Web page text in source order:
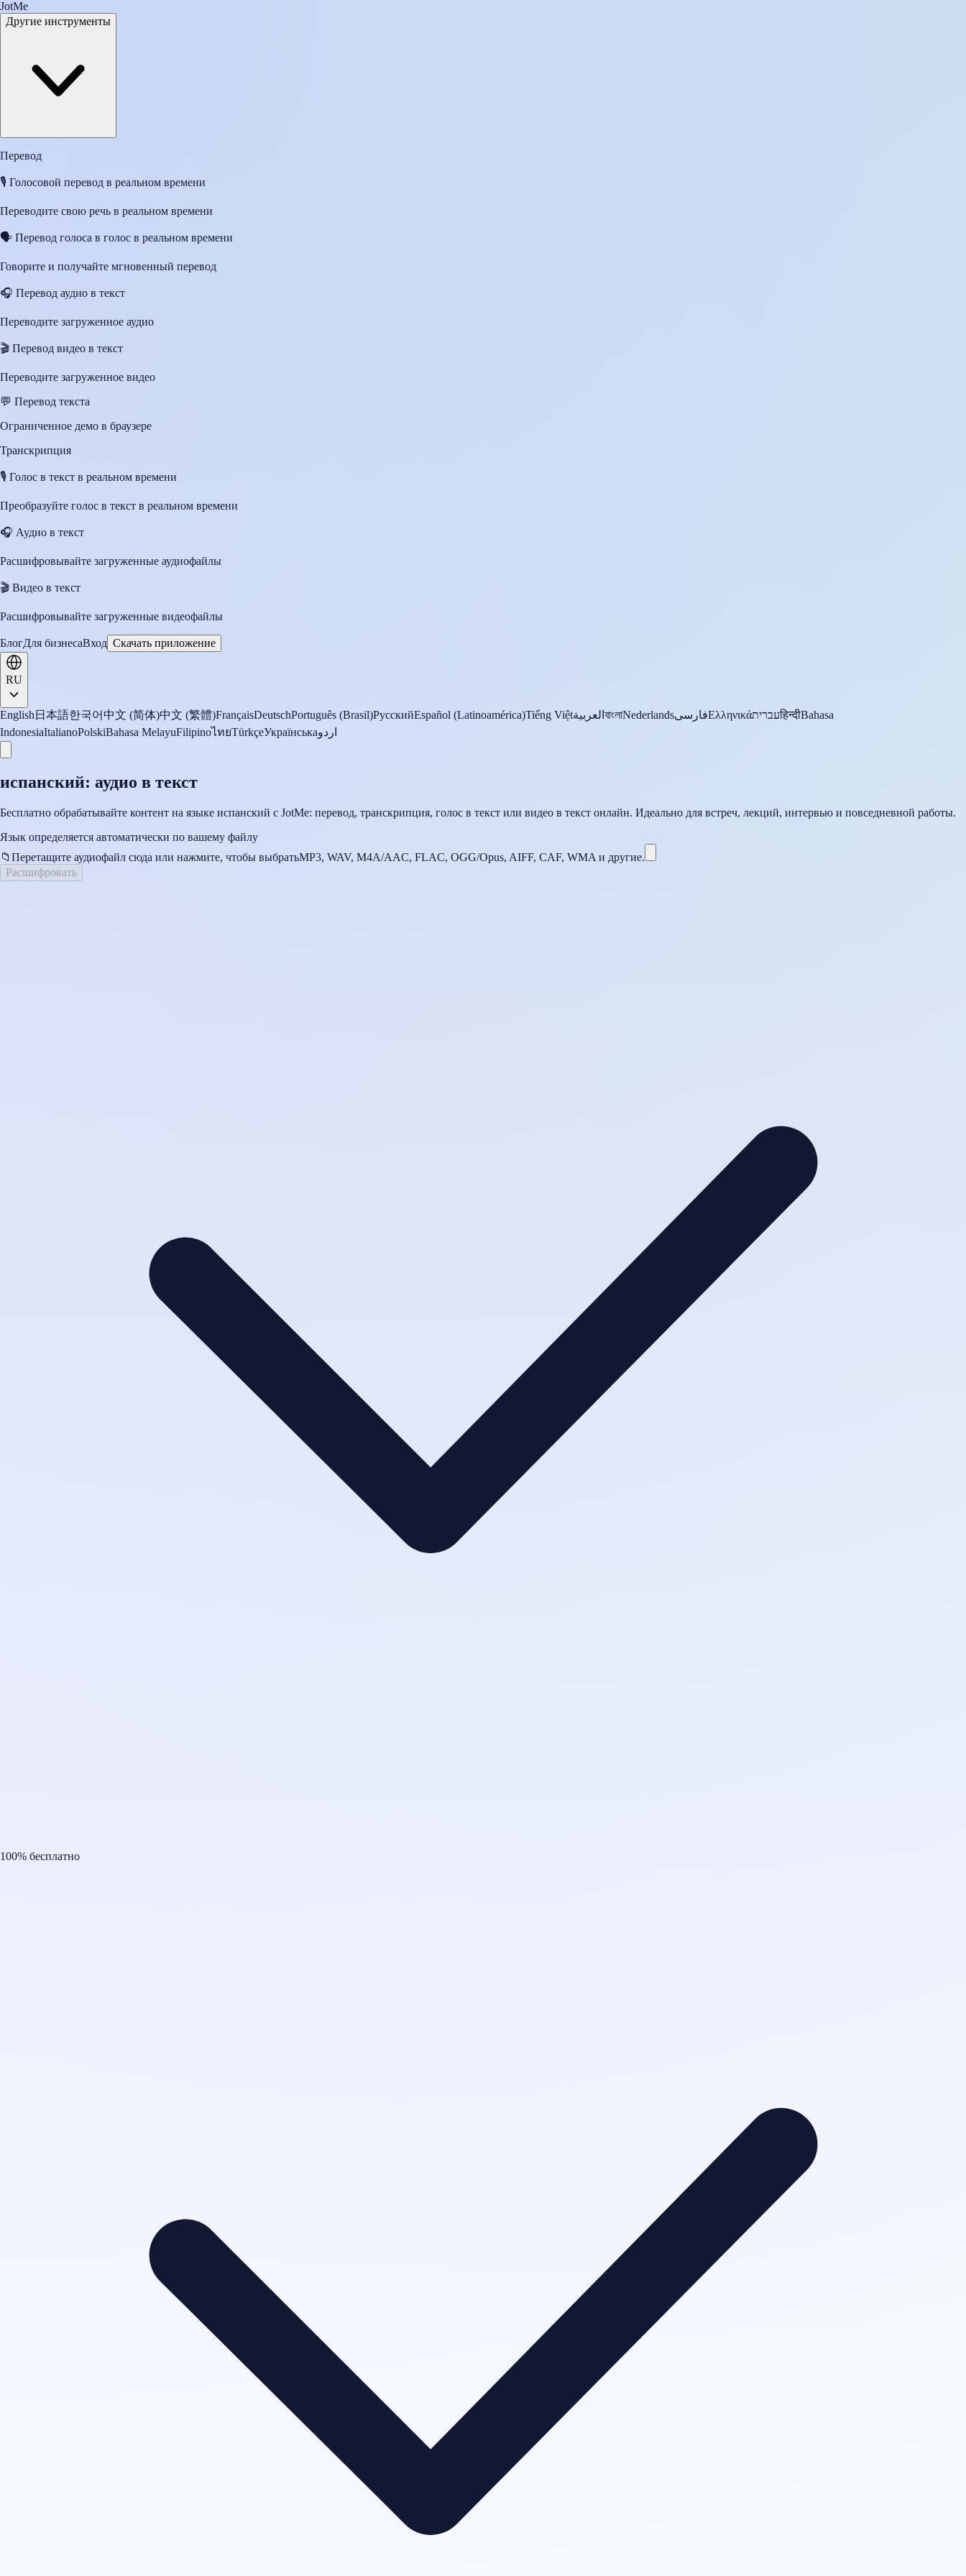
JotMe
Другие инструменты
Перевод
🎙️ Голосовой перевод в реальном времени
Переводите свою речь в реальном времени
🗣️ Перевод голоса в голос в реальном времени
Говорите и получайте мгновенный перевод
🎧 Перевод аудио в текст
Переводите загруженное аудио
🎬 Перевод видео в текст
Переводите загруженное видео
💬 Перевод текста
Ограниченное демо в браузере
Транскрипция
🎙️ Голос в текст в реальном времени
Преобразуйте голос в текст в реальном времени
🎧 Аудио в текст
Расшифровывайте загруженные аудиофайлы
🎬 Видео в текст
Расшифровывайте загруженные видеофайлы
БлогДля бизнесаВход Скачать приложение
RU
English 日本語한국어中文 (简体)中文 (繁體)FrançaisDeutschPortuguês (Brasil)РусскийEspañol (Latinoamérica)Tiếng Việtالعربية বাংলাNederlandsفارسیΕλληνικάעבריתहिन्दीBahasa
IndonesiaItalianoPolskiBahasa MelayuFilipinoไทยTürkçeУкраїнськаاردو
испанский: аудио в текст
Бесплатно обрабатывайте контент на языке испанский с JotMe: перевод, транскрипция, голос в текст или видео в текст онлайн. Идеально для встреч, лекций, интервью и повседневной работы.
Язык определяется автоматически по вашему файлу
📁 Перетащите аудиофайл сюда или нажмите, чтобы выбратьMP3, WAV, M4A/AAC, FLAC, OGG/Opus, AIFF, CAF, WMA и другие.
Расшифровать
100% бесплатно